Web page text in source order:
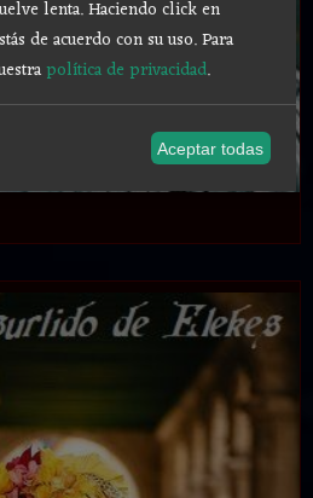
lenta. Haciendo click en
de acuerdo con su uso.Para
política de privacidad.
Aceptar todas